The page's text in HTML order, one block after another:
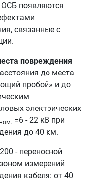
ОСБ появляются
связанные с
повреждения
до места
пробой» и до
электрических
ном. =6 - 22 кВ при
до 40 км.
- переносной
измерений
кабеля: от 40